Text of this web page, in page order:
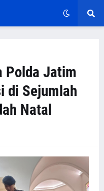
Polda Jatim
di Sejumlah
Natal